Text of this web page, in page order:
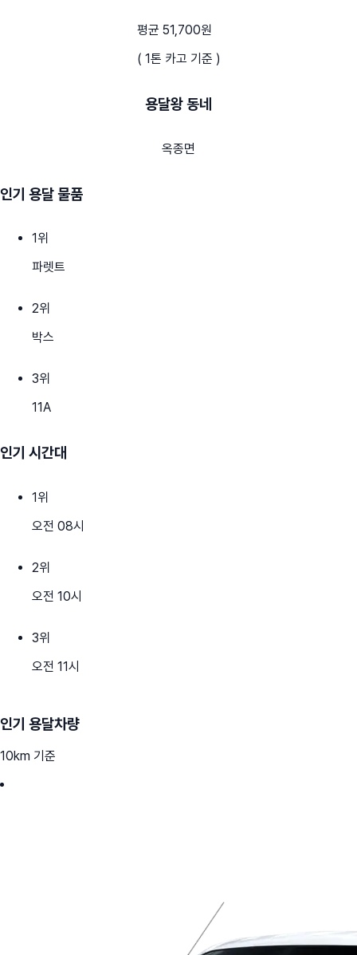
평균 51,700원
( 1톤 카고 기준 )
용달왕 동네
옥종면
인기 용달 물품
1위
파렛트
2위
박스
3위
11A
인기 시간대
1위
오전 08시
2위
오전 10시
3위
오전 11시
인기 용달차량
10km 기준